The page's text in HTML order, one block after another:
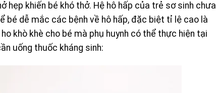
hẹp khiến bé khó thở. Hệ hô hấp của trẻ sơ sinh chưa
bé dễ mắc các bệnh về hô hấp, đặc biệt tỉ lệ cao là
khò khè cho bé mà phụ huynh có thể thực hiện tại
uống thuốc kháng sinh: